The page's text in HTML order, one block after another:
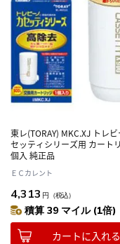
東レ(TORAY) MKC.XJ トレ
セッティシリーズ用 カート
個入 純正品
ＥＣカレント
4,313 円 （税込）
積算 39 マイル (1倍)
カートに入れる